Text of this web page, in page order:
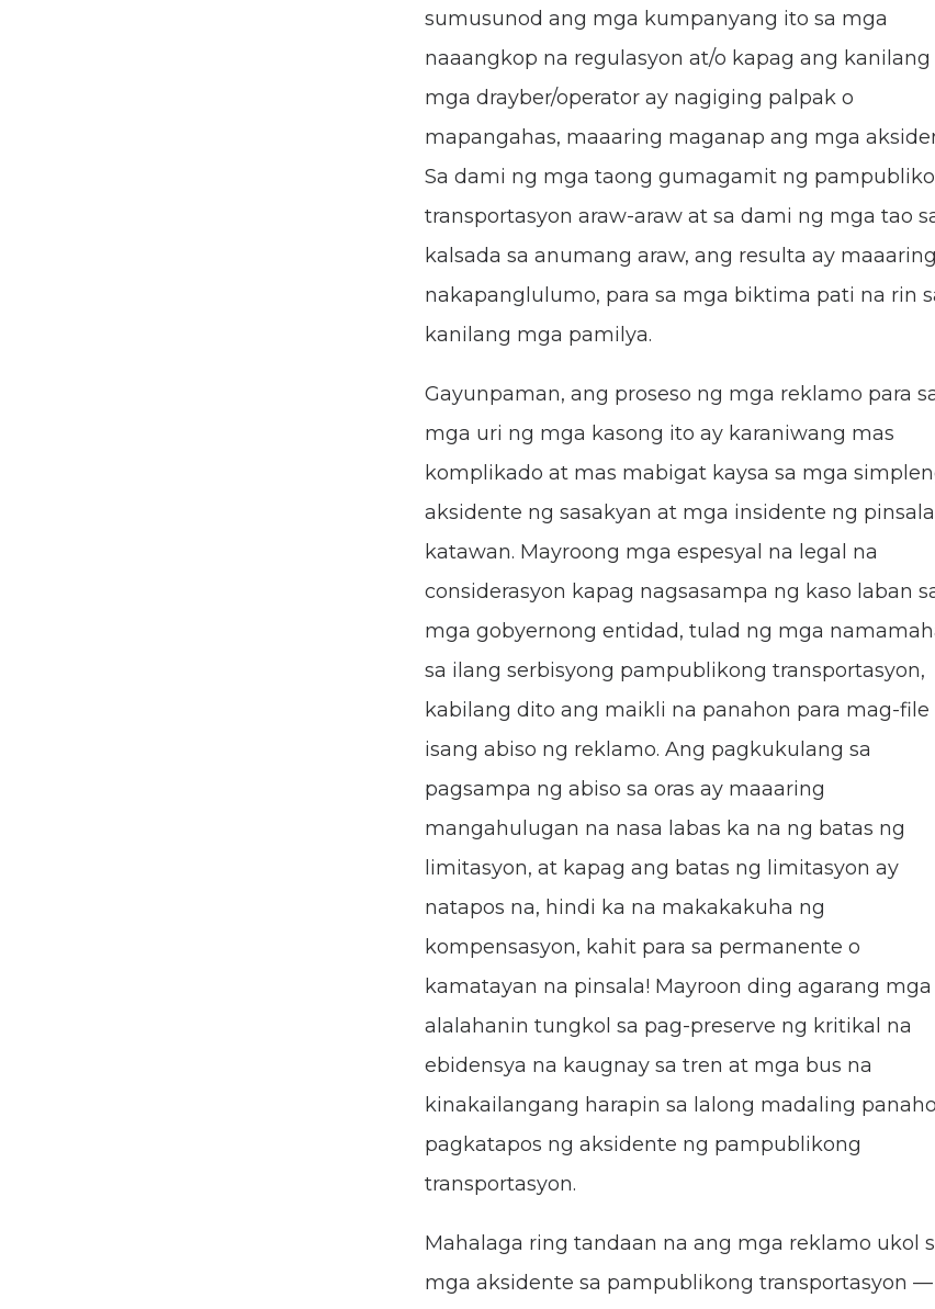
sumusunod ang mga kumpanyang ito sa mga
naaangkop na regulasyon at/o kapag ang kanilang
mga drayber/operator ay nagiging palpak o
mapangahas, maaaring maganap ang mga
Sa dami ng mga taong gumagamit ng
transportasyon araw-araw at sa dami ng mga tao
kalsada sa anumang araw, ang resulta ay maaaring
nakapanglulumo, para sa mga biktima pati na rin
kanilang mga pamilya.
Gayunpaman, ang proseso ng mga reklamo para
mga uri ng mga kasong ito ay karaniwang mas
komplikado at mas mabigat kaysa sa mga
aksidente ng sasakyan at mga insidente ng pinsala
katawan. Mayroong mga espesyal na legal na
considerasyon kapag nagsasampa ng kaso laban
mga gobyernong entidad, tulad ng mga
sa ilang serbisyong pampublikong transportasyon,
kabilang dito ang maikli na panahon para mag-file
isang abiso ng reklamo. Ang pagkukulang sa
pagsampa ng abiso sa oras ay maaaring
mangahulugan na nasa labas ka na ng batas ng
limitasyon, at kapag ang batas ng limitasyon ay
natapos na, hindi ka na makakakuha ng
kompensasyon, kahit para sa permanente o
kamatayan na pinsala! Mayroon ding agarang mga
alalahanin tungkol sa pag-preserve ng kritikal na
ebidensya na kaugnay sa tren at mga bus na
kinakailangang harapin sa lalong madaling
pagkatapos ng aksidente ng pampublikong
transportasyon.
Mahalaga ring tandaan na ang mga reklamo ukol
mga aksidente sa pampublikong transportasyon —